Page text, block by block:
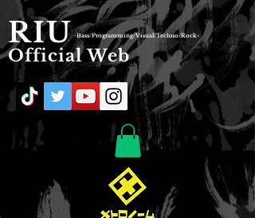
-Bass/Programming/Visual/Techno/Rock-
RIU
Official Web